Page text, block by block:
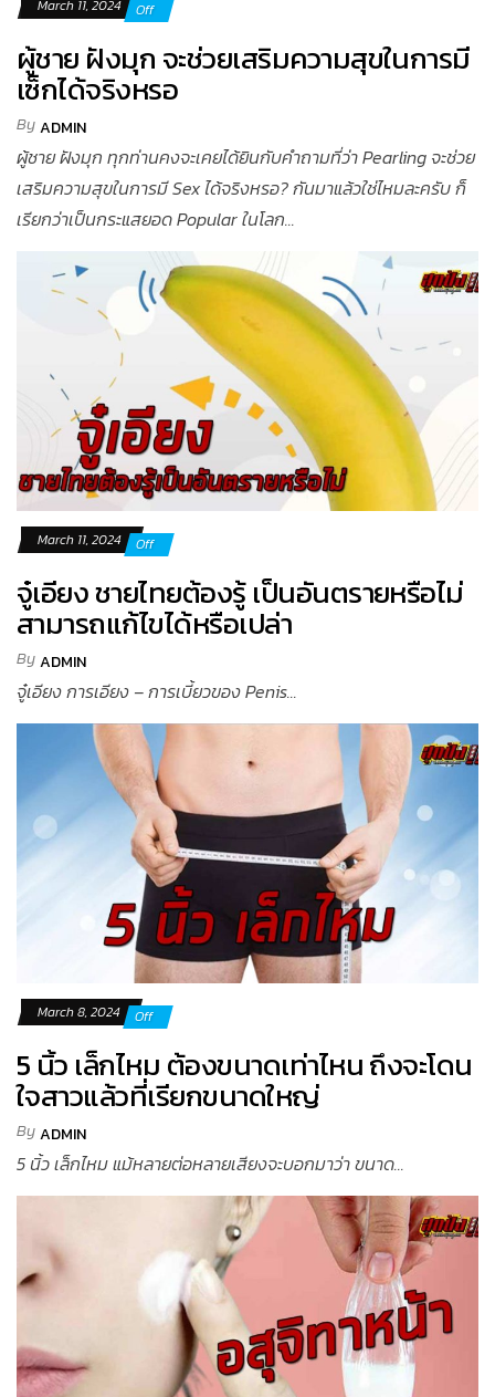
March 11, 2024 Off
ผู้ชาย ฝังมุก จะช่วยเสริมความสุขในการมี
เซ็กได้จริงหรอ
ByADMIN
ผู้ชาย ฝังมุก ทุกท่านคงจะเคยได้ยินกับคำถามที่ว่า Pearling จะช่วย
เสริมความสุขในการมี Sex ได้จริงหรอ? กันมาแล้วใช่ไหมละครับ ก็
เรียกว่าเป็นกระแสยอด Popular ในโลก...
March 11, 2024 Off
จู๋เอียง ชายไทยต้องรู้ เป็นอันตรายหรือไม่
สามารถแก้ไขได้หรือเปล่า
ByADMIN
จู๋เอียง การเอียง – การเบี้ยวของ Penis...
March 8, 2024 Off
5 นิ้ว เล็กไหม ต้องขนาดเท่าไหน ถึงจะโดน
ใจสาวแล้วที่เรียกขนาดใหญ่
ByADMIN
5 นิ้ว เล็กไหม แม้หลายต่อหลายเสียงจะบอกมาว่า ขนาด...